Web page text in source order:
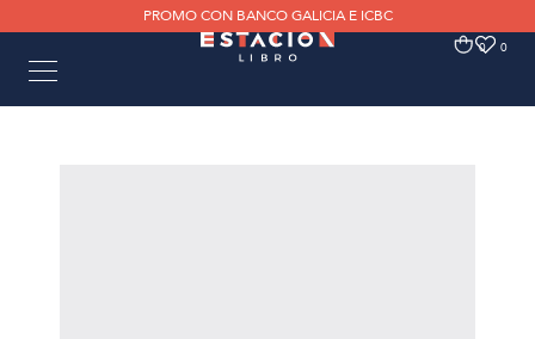
PROMO CON BANCO GALICIA E ICBC
0 0